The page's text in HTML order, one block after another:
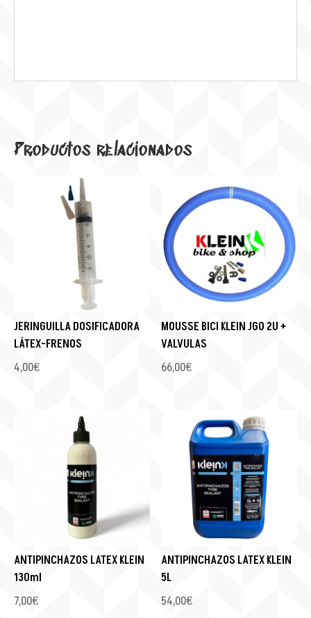
Productos relacionados
JERINGUILLA DOSIFICADORA
LÁTEX-FRENOS
4,00€
MOUSSE BICI KLEIN JGO 2U +
VALVULAS
66,00€
ANTIPINCHAZOS LATEX KLEIN
130ml
7,00€
ANTIPINCHAZOS LATEX KLEIN
5L
54,00€